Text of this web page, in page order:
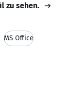
zu sehen.
MS Office